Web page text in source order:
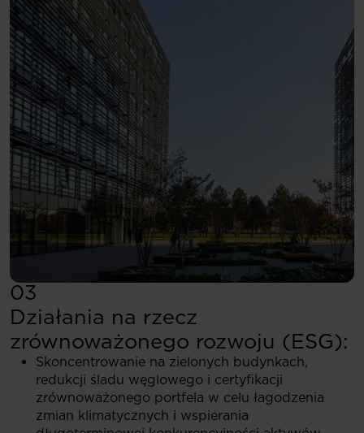
03
Działania na rzecz
zrównoważonego rozwoju (ESG):
Skoncentrowanie na zielonych budynkach,
redukcji śladu węglowego i certyfikacji
zrównoważonego portfela w celu łagodzenia
zmian klimatycznych i wspierania